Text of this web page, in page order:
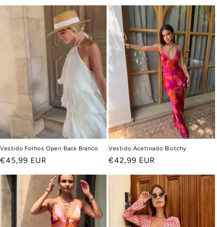
Vestido Folhos Open Back Branco
Preço
€45,99 EUR
Vestido Acetinado Blotchy
Preço
€42,99 EUR